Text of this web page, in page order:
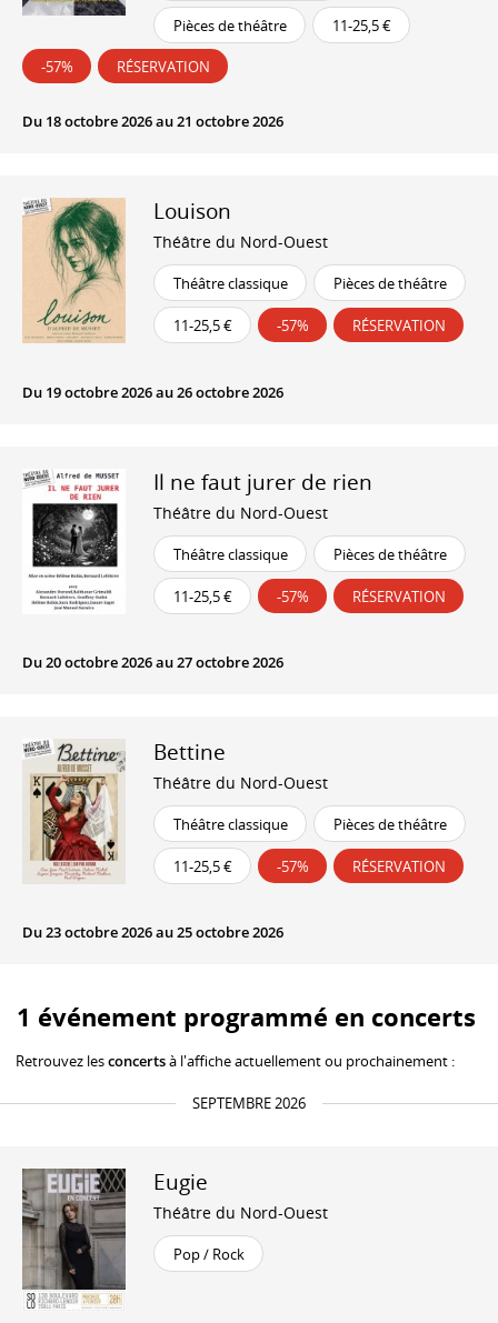
Pièces de théâtre 11-25,5 €
-57% RÉSERVATION
Du 18 octobre 2026 au 21 octobre 2026
Louison
Théâtre du Nord-Ouest
Théâtre classique Pièces de théâtre
11-25,5 € -57% RÉSERVATION
Du 19 octobre 2026 au 26 octobre 2026
Il ne faut jurer de rien
Théâtre du Nord-Ouest
Théâtre classique Pièces de théâtre
11-25,5 € -57% RÉSERVATION
Du 20 octobre 2026 au 27 octobre 2026
Bettine
Théâtre du Nord-Ouest
Théâtre classique Pièces de théâtre
11-25,5 € -57% RÉSERVATION
Du 23 octobre 2026 au 25 octobre 2026
1 événement programmé en concerts
Retrouvez lesconcertsà l'affiche actuellement ou prochainement :
SEPTEMBRE 2026
Eugie
Théâtre du Nord-Ouest
Pop / Rock